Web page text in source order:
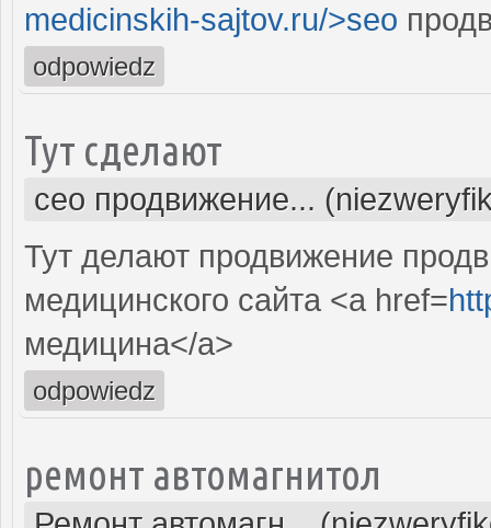
medicinskih-sajtov.ru/>seo
odpowiedz
Тут сделают
сео продвижение...
Тут делают продвижение
медицинского сайта <a href=
медицина</a>
odpowiedz
ремонт автомагнитол